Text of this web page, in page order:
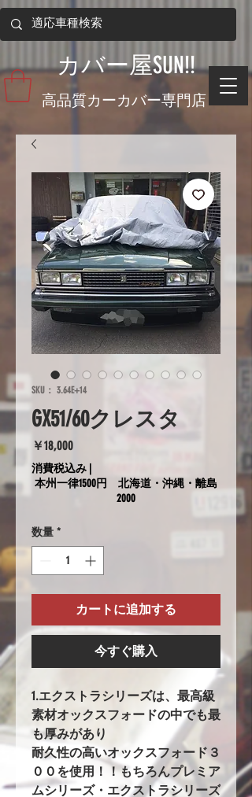
​高品質カーカバー専門店
​カバー屋SUN!!
SKU： 3.64E+14
GX51/60クレスタ
￥18,000価
格
消費税込み
本州一律1500円 北海道・沖縄・離島
2000
数量 *
カートに追加する
今すぐ購入
1.エクストラシリーズは、最高級
素材オックスフォードの中でも最
も厚みがあり
耐久性の高いオックスフォード３
００を使用！！もちろんプレミア
ムシリーズ・エクストラシリーズ